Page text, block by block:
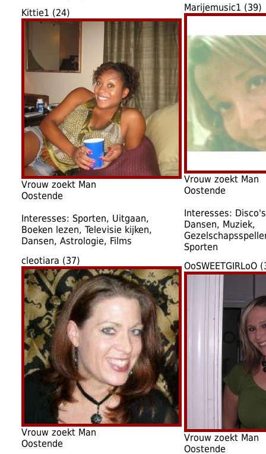
Kittie1 (24)
Vrouw zoekt Man
Oostende
Interesses: Sporten, Uitgaan,
Boeken lezen, Televisie kijken,
Dansen, Astrologie, Films
Marijemusic1 (39)
Vrouw zoekt Man
Oostende
Interesses:
Dansen, Muziek,
Sporten
cleotiara (37)
Vrouw zoekt Man
Oostende
OoSWEETGIRLoO
Vrouw zoekt Man
Oostende